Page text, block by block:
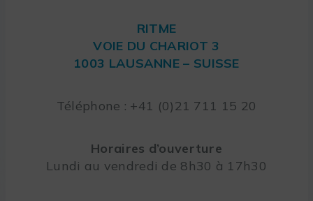
RITME
VOIE DU CHARIOT 3
1003 LAUSANNE – SUISSE
Téléphone : +41 (0)21 711 15 20
Horaires d’ouverture
Lundi au vendredi de 8h30 à 17h30